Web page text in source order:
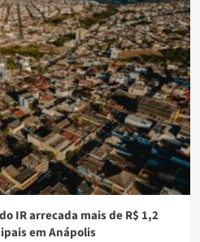
IR arrecada mais de R$ 1,2
em Anápolis